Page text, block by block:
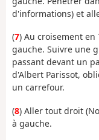
d'informations) et
(7) Au croisement
gauche. Suivre une
passant devant un
d'Albert Parissot,
un carrefour.
(8) Aller tout droit
à gauche.